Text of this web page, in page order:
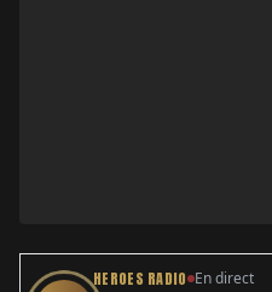
HEROES RADIO En direct